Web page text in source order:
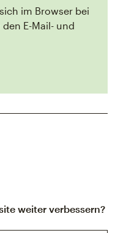
im Browser bei
E-Mail- und
weiter verbessern?